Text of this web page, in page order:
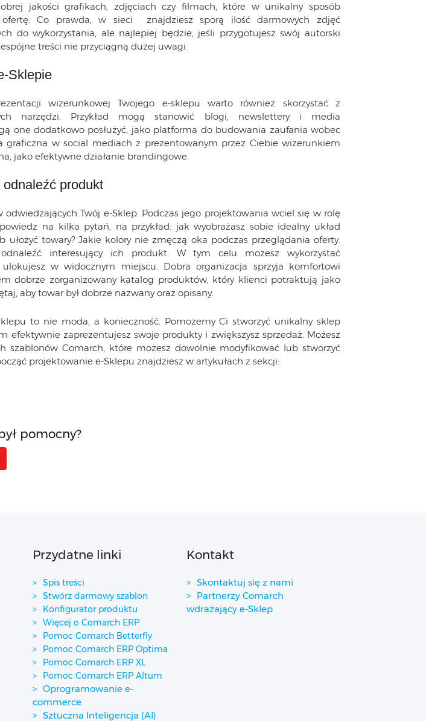
jakości grafikach, zdjęciach czy filmach, które w unikalny sposób
ofertę. Co prawda, w sieci znajdziesz sporą ilość darmowych zdjęć
do wykorzystania, ale najlepiej będzie, jeśli przygotujesz swój autorski
treści nie przyciągną dużej uwagi.
Sklepie
wizerunkowej Twojego e-sklepu warto również skorzystać z
narzędzi. Przykład mogą stanowić blogi, newslettery i media
one dodatkowo posłużyć, jako platforma do budowania zaufania wobec
graficzna w social mediach z prezentowanym przez Ciebie wizerunkiem
jako efektywne działanie brandingowe.
produkt
Twój e-Sklep. Podczas jego projektowania wciel się w rolę
na kilka pytań, na przykład: jak wyobrażasz sobie idealny układ
ułożyć towary? Jakie kolory nie zmęczą oka podczas przeglądania oferty.
interesujący ich produkt. W tym celu możesz wykorzystać
w widocznym miejscu. Dobra organizacja sprzyja komfortowi
dobrze zorganizowany katalog produktów, który klienci potraktują jako
aby towar był dobrze nazwany oraz opisany.
to nie moda, a konieczność. Pomożemy Ci stworzyć unikalny sklep
efektywnie zaprezentujesz swoje produkty i zwiększysz sprzedaż. Możesz
szablonów Comarch, które możesz dowolnie modyfikować lub stworzyć
projektowanie e-Sklepu znajdziesz w artykułach z sekcji:
pomocny?
Przydatne linki
Spis treści
Stwórz darmowy szablon
Konfigurator produktu
Więcej o Comarch ERP
Pomoc Comarch Betterfly
Pomoc Comarch ERP Optima
Pomoc Comarch ERP XL
Pomoc Comarch ERP Altum
Oprogramowanie e-
commerce
Sztuczna Inteligencja (AI)
Kontakt
Skontaktuj się z nami
Partnerzy Comarch
wdrażający e-Sklep